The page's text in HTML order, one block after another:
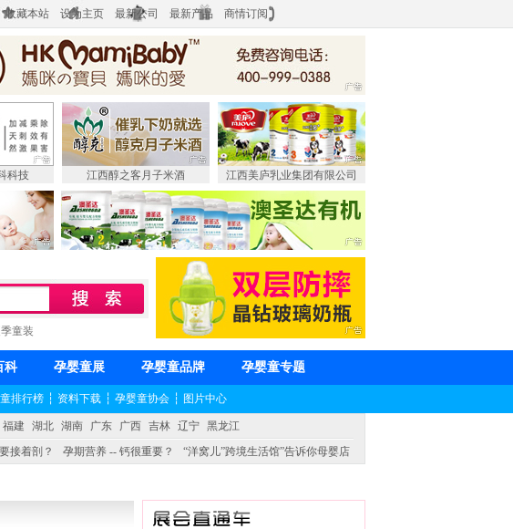
收藏本站 设为主页 最新公司 最新产品 商情订阅
科技 江西醇之客月子米酒 江西美庐乳业集团有限公司
童装
科 孕婴童展 孕婴童品牌 孕婴童专题
排行榜 ┆ 资料下载 ┆ 孕婴童协会 ┆ 图片中心
福建 湖北 湖南 广东 广西 吉林 辽宁 黑龙江
接着剖？ 孕期营养 -- 钙很重要？
“洋窝儿”跨境生活馆”告诉你母婴店